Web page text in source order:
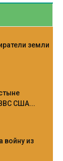
земли
США...
войну из